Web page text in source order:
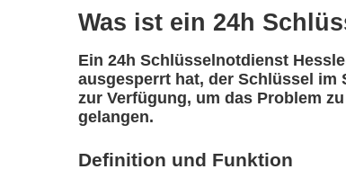
Was ist ein 24h
Ein 24h Schlüsselnotdienst
ausgesperrt hat, der Schlüssel
zur Verfügung, um das Problem
gelangen.
Definition und Funktion